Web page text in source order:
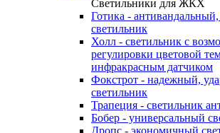
Светильники для ЖКХ
Готика -
светильник
Холл - светильник с
регулировки цветовой
инфракрасным датчиком
Фокстрот - надежный,
светильник
Трапеция - светильник
Бобер - универсальный
Дропс - экономичный